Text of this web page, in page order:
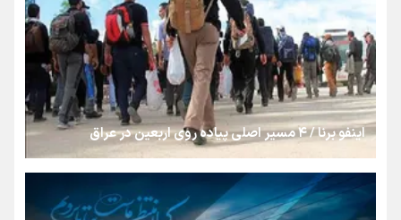
روایت ایران از کنار مردم
از طلوع خیابان‌ها تا غروب اشک
جمله‌ای که بغض چهارماهه را شکست؛ «آهای مردم، آقا از
تهران رفتند»
اینفو برنا / ۴ مسیر اصلی پیاده روی اربعین در عراق